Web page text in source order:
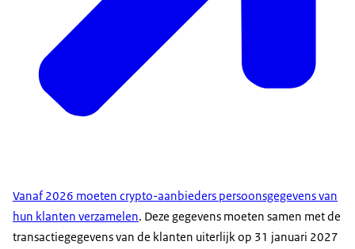
Vanaf 2026 moeten crypto-aanbieders persoonsgegevens van
hun klanten verzamelen. Deze gegevens moeten samen met de
transactiegegevens van de klanten uiterlijk op 31 januari 2027